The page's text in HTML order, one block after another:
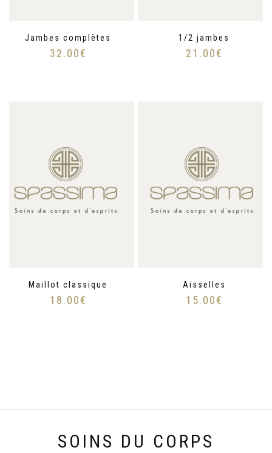
Jambes complètes
32.00€
1/2 jambes
21.00€
Maillot classique
18.00€
Aisselles
15.00€
SOINS DU CORPS